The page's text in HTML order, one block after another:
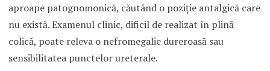
aproape patognomonică, căutând o poziţie antalgică care
nu există. Examenul clinic, dificil de realizat în plină
colică, poate releva o nefromegalie dureroasă sau
sensibilitatea punctelor ureterale.